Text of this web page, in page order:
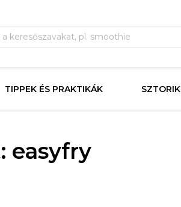
TIPPEK ÉS PRAKTIKÁK SZTORIK
easyfry